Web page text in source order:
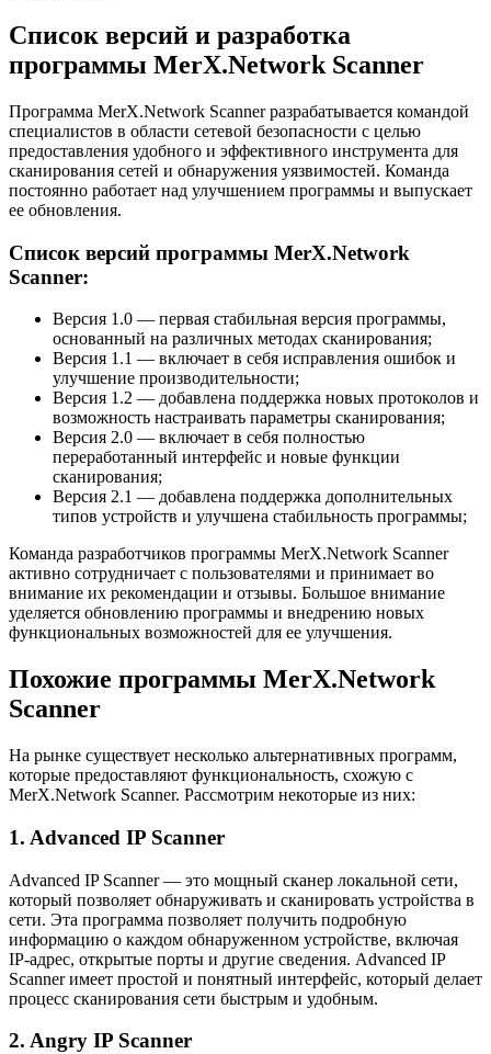
Список версий и разработка
программы MerX.Network Scanner
Программа MerX.Network Scanner разрабатывается командой
специалистов в области сетевой безопасности с целью
предоставления удобного и эффективного инструмента для
сканирования сетей и обнаружения уязвимостей. Команда
постоянно работает над улучшением программы и выпускает
ее обновления.
Список версий программы MerX.Network
Scanner:
Версия 1.0 — первая стабильная версия программы,
основанный на различных методах сканирования;
Версия 1.1 — включает в себя исправления ошибок и
улучшение производительности;
Версия 1.2 — добавлена поддержка новых протоколов и
возможность настраивать параметры сканирования;
Версия 2.0 — включает в себя полностью
переработанный интерфейс и новые функции
сканирования;
Версия 2.1 — добавлена поддержка дополнительных
типов устройств и улучшена стабильность программы;
Команда разработчиков программы MerX.Network Scanner
активно сотрудничает с пользователями и принимает во
внимание их рекомендации и отзывы. Большое внимание
уделяется обновлению программы и внедрению новых
функциональных возможностей для ее улучшения.
Похожие программы MerX.Network
Scanner
На рынке существует несколько альтернативных программ,
которые предоставляют функциональность, схожую с
MerX.Network Scanner. Рассмотрим некоторые из них:
1. Advanced IP Scanner
Advanced IP Scanner — это мощный сканер локальной сети,
который позволяет обнаруживать и сканировать устройства в
сети. Эта программа позволяет получить подробную
информацию о каждом обнаруженном устройстве, включая
IP-адрес, открытые порты и другие сведения. Advanced IP
Scanner имеет простой и понятный интерфейс, который делает
процесс сканирования сети быстрым и удобным.
2. Angry IP Scanner